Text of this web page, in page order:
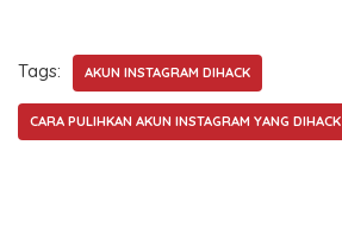
e
b
o
er s
A
p
e
dI
n
Li
n
Tags: AKUN INSTAGRAM DIHACK
CARA PULIHKAN AKUN INSTAGRAM YANG DIHACK